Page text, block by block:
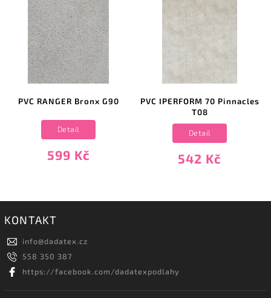
PVC RANGER Bronx G90
599 Kč
Detail
PVC IPERFORM 70 Pinnacles
T08
542 Kč
Detail
KONTAKT
info@dadatex.cz
558 350 387
https://facebook.com/dadatexpodlahy